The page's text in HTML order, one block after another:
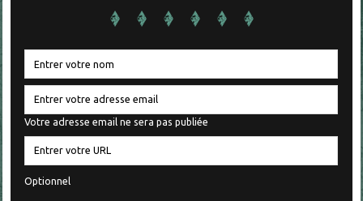
Votre adresse email ne sera pas publiée
Optionnel